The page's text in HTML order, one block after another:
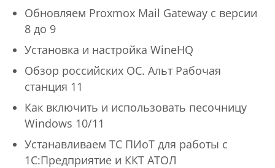
Обновляем Proxmox Mail Gateway с версии
8 до 9
Установка и настройка WineHQ
Обзор российских ОС. Альт Рабочая
станция 11
Как включить и использовать песочницу
Windows 10/11
Устанавливаем ТС ПИоТ для работы с
1С:Предприятие и ККТ АТОЛ